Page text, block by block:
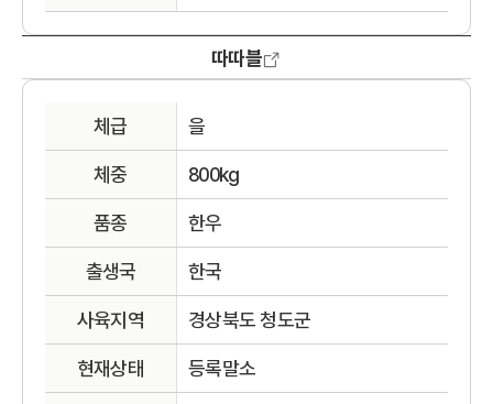
따따블
체급 을
체중 800kg
품종 한우
출생국 한국
사육지역 경상북도 청도군
현재상태 등록말소